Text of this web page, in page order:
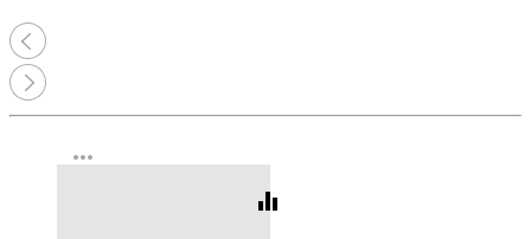
more_horiz
equalizer